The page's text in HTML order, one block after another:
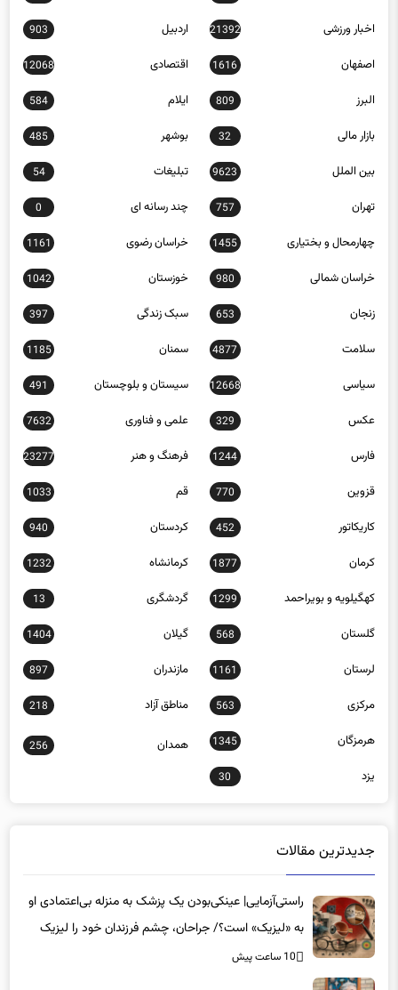
21392
903
اصفهان 1616 اقتصادی 12068
البرز 809
584
بازار مالی 32 بوشهر 485
بین الملل 9623 تبلیغات 54
تهران 757 چند رسانه ای 0
چهارمحال و بختیاری 1455 خراسان رضوی 1161
خراسان شمالی 980 خوزستان 1042
زنجان 653 سبک زندگی 397
سلامت 4877 سمنان 1185
سیاسی 12668 سیستان و بلوچستان 491
عکس 329 علمی و فناوری 7632
فارس 1244 فرهنگ و هنر 23277
قزوین 770 قم 1033
کاریکاتور 452 کردستان 940
کرمان 1877 کرمانشاه 1232
کهگیلویه و بویراحمد 1299 گردشگری 13
گلستان 568 گیلان 1404
لرستان 1161 مازندران 897
مرکزی 563 مناطق آزاد 218
هرمزگان 1345
256
یزد 30
راستی‌آزمایی| عینکی‌بودن یک پزشک به منزله بی‌اعتمادی او
به «لیزیک» است؟/ جراحان، چشم فرزندان خود را لیزیک
می‌کنند؟
10 ساعت پیش